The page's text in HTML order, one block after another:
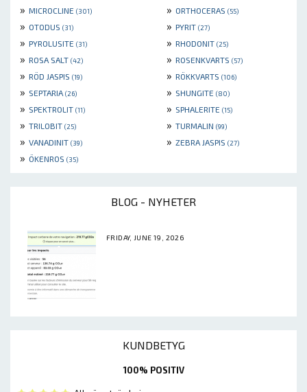
» MICROCLINE (301) » ORTHOCERAS (55)
» OTODUS (31) » PYRIT (27)
» PYROLUSITE (31) » RHODONIT (25)
» ROSA SALT (42) » ROSENKVARTS (57)
» RÖD JASPIS (19) » RÖKKVARTS (106)
» SEPTARIA (26) » SHUNGITE (80)
» SPEKTROLIT (11) » SPHALERITE (15)
» TRILOBIT (25) » TURMALIN (99)
» VANADINIT (39) » ZEBRA JASPIS (27)
» ÖKENROS (35)
BLOG - NYHETER
FRIDAY, JUNE 19, 2026
KUNDBETYG
100% POSITIV